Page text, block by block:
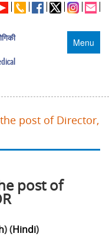
Menu
post of Director,
post of
) (Hindi)